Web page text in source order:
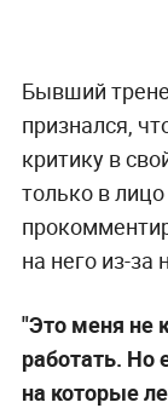
Бывший
признался,
критику в
только в
на него из-за
"Это меня не
работать. Но
на которые